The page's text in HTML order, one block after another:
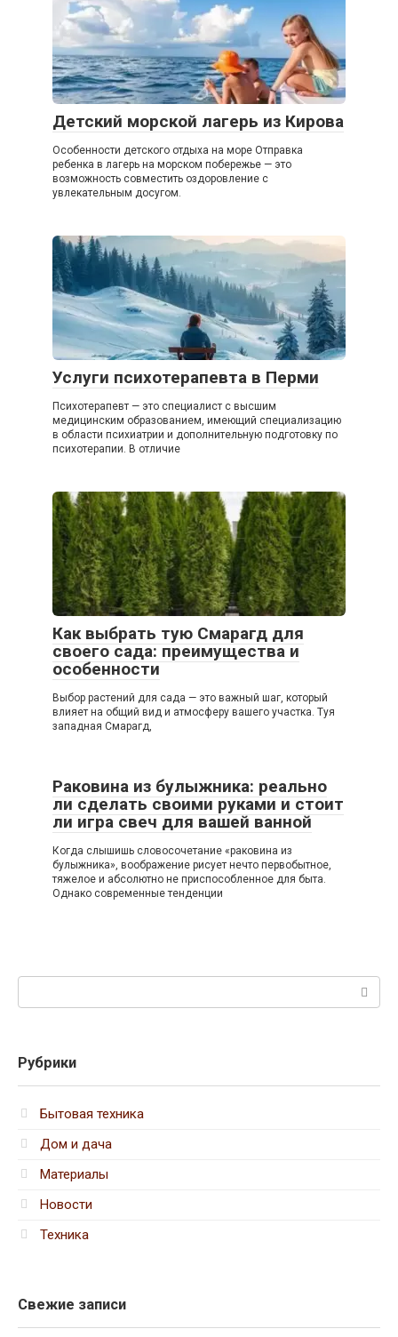
Детский морской лагерь из Кирова
Особенности детского отдыха на море Отправка
ребенка в лагерь на морском побережье — это
возможность совместить оздоровление с
увлекательным досугом.
Услуги психотерапевта в Перми
Психотерапевт — это специалист с высшим
медицинским образованием, имеющий специализацию
в области психиатрии и дополнительную подготовку по
психотерапии. В отличие
Как выбрать тую Смарагд для
своего сада: преимущества и
особенности
Выбор растений для сада — это важный шаг, который
влияет на общий вид и атмосферу вашего участка. Туя
западная Смарагд,
Раковина из булыжника: реально
ли сделать своими руками и стоит
ли игра свеч для вашей ванной
Когда слышишь словосочетание «раковина из
булыжника», воображение рисует нечто первобытное,
тяжелое и абсолютно не приспособленное для быта.
Однако современные тенденции
Рубрики
Бытовая техника
Дом и дача
Материалы
Новости
Техника
Свежие записи